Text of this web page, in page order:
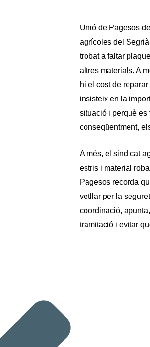
Unió de Pagesos
agrícoles del
trobat a faltar
altres materials. A
hi el cost de
insisteix en la
situació i perquè es
conseqüentment,
A més, el sindicat
estris i material
Pagesos recorda
vetllar per la
coordinació,
tramitació i evitar